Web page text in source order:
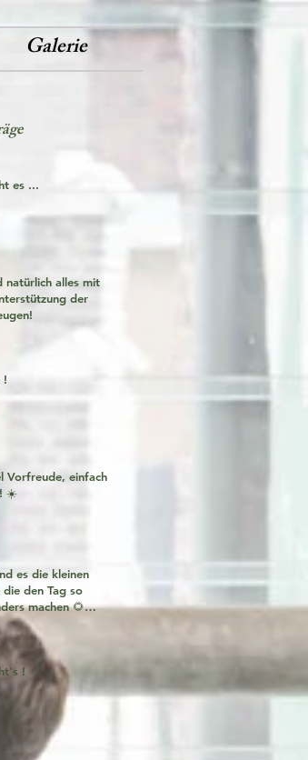
Galerie
es ...
natürlich alles mit
der
!
Vorfreude, einfach
☀️
es die kleinen
die den Tag so
machen 🌻
zum
🧡
!